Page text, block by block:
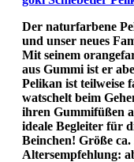
Der naturfarbene
und unser neues
Mit seinem
aus Gummi ist er
Pelikan ist teilweise
watschelt beim
ihren Gummifüßen
ideale Begleiter für
Beinchen! Größe ca.
Altersempfehlung: